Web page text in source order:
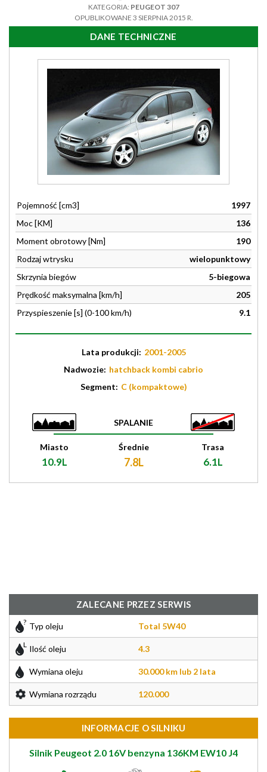
KATEGORIA: PEUGEOT 307
OPUBLIKOWANE 3 SIERPNIA 2015 R.
DANE TECHNICZNE
Pojemność [cm3]
1997
Moc [KM]
136
Moment obrotowy [Nm]
190
Rodzaj wtrysku
wielopunktowy
Skrzynia biegów
5-biegowa
Prędkość maksymalna [km/h]
205
Przyspieszenie [s] (0-100 km/h)
9.1
Lata produkcji: 2001-2005
Nadwozie: hatchback kombi cabrio
Segment: C (kompaktowe)
SPALANIE
Miasto
10.9L
Średnie
7.8L
Trasa
6.1L
ZALECANE PRZEZ SERWIS
Typ oleju Total 5W40
Ilość oleju 4.3
Wymiana oleju 30.000 km lub 2 lata
Wymiana rozrządu 120.000
INFORMACJE O SILNIKU
Silnik Peugeot 2.0 16V benzyna 136KM EW10 J4